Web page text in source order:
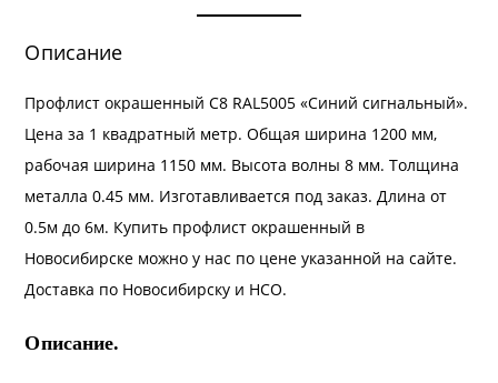
мм
Описание
Профлист окрашенный С8 RAL5005 «Синий сигнальный».
Цена за 1 квадратный метр. Общая ширина 1200 мм,
рабочая ширина 1150 мм. Высота волны 8 мм. Толщина
металла 0.45 мм. Изготавливается под заказ. Длина от
0.5м до 6м. Купить профлист окрашенный в
Новосибирске можно у нас по цене указанной на сайте.
Доставка по Новосибирску и НСО.
Описание.